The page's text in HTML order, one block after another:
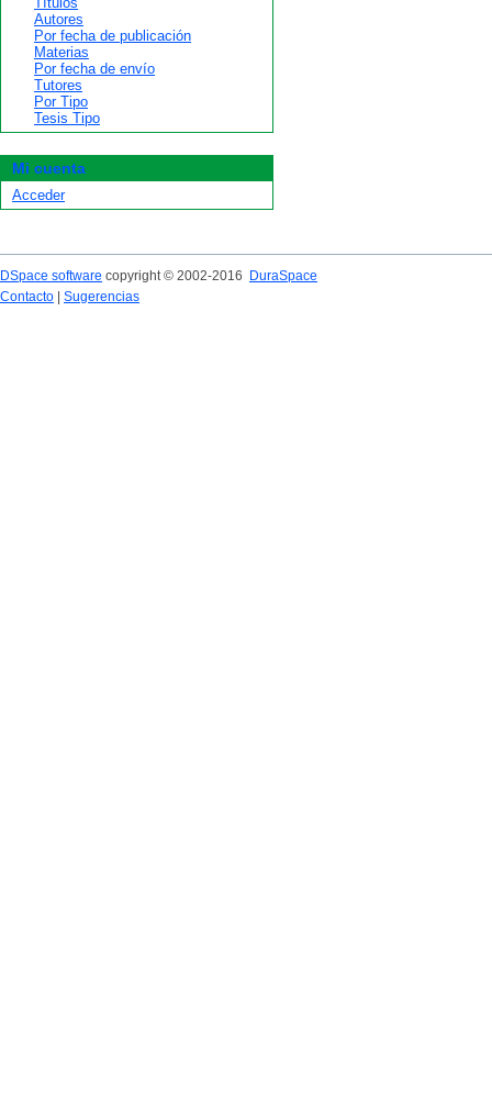
Autores
Por fecha de publicación
Materias
Por fecha de envío
Tutores
Por Tipo
Tesis Tipo
Mi cuenta
Acceder
DSpace software copyright © 2002-2016
DuraSpace
Contacto
Sugerencias